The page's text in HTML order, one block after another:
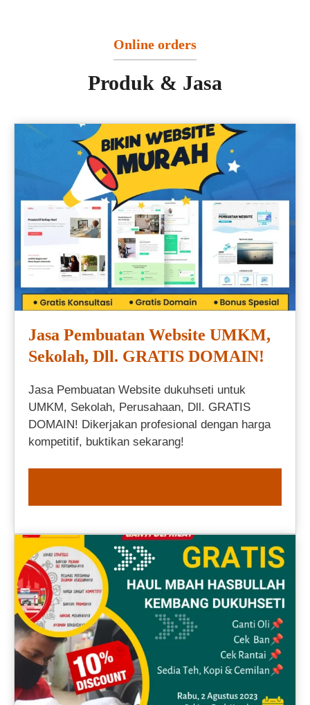
Online orders
Produk & Jasa
Jasa Pembuatan Website UMKM,
Sekolah, Dll. GRATIS DOMAIN!
Jasa Pembuatan Website dukuhseti untuk
UMKM, Sekolah, Perusahaan, Dll. GRATIS
DOMAIN! Dikerjakan profesional dengan harga
kompetitif, buktikan sekarang!